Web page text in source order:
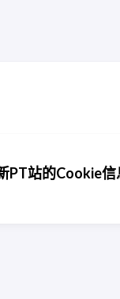
PT站的Cookie信